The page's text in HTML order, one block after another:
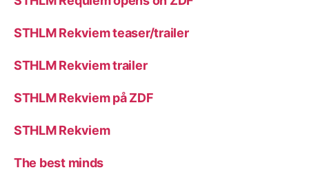
STHLM Rekviem teaser/trailer
STHLM Rekviem trailer
STHLM Rekviem på ZDF
STHLM Rekviem
The best minds